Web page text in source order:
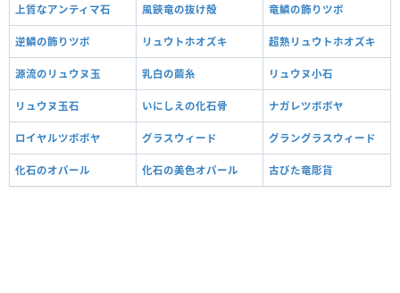
上質なアンティマ石 風鋏竜の抜け殻 竜鱗の飾りツボ
逆鱗の飾りツボ リュウトホオズキ 超熟リュウトホオズキ
源流のリュウヌ玉 乳白の繭糸 リュウヌ小石
リュウヌ玉石 いにしえの化石骨 ナガレツボボヤ
ロイヤルツボボヤ グラスウィード グラングラスウィード
化石のオパール 化石の美色オパール 古びた竜彫貨